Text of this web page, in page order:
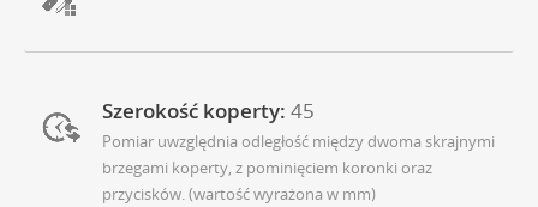
Szerokość koperty: 45
Pomiar uwzględnia odległość między dwoma skrajnymi
brzegami koperty, z pominięciem koronki oraz
przycisków. (wartość wyrażona w mm)